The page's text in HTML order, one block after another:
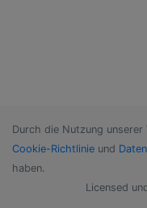
Durch die Nutzung
Cookie-Richtlinie und
haben.
Licensed